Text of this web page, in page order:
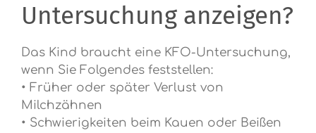
Untersuchung anzeigen?
Das Kind braucht eine KFO-Untersuchung,
wenn Sie Folgendes feststellen:
• Früher oder später Verlust von
Milchzähnen
• Schwierigkeiten beim Kauen oder Beißen